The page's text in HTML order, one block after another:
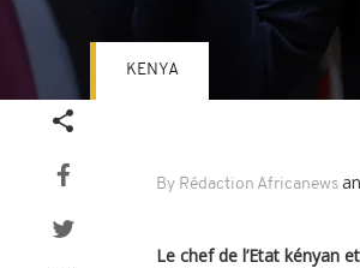
By Rédaction Africanews
KENYA
Le chef de l’Etat kényan